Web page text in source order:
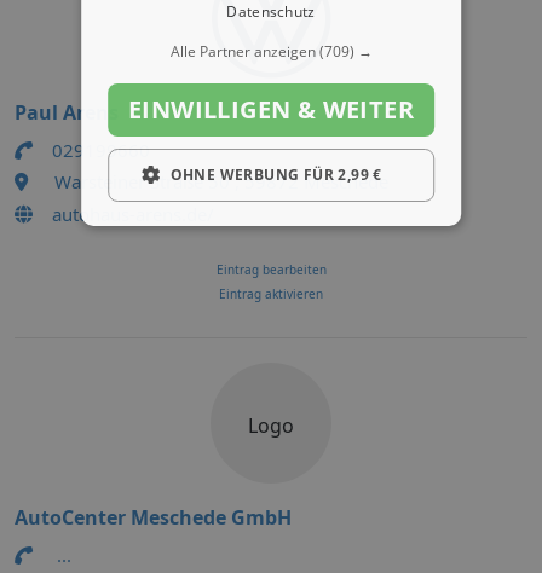
Paul Arens
029199660
Warsteiner Straße 50 , 59872 Meschede
autohaus-arens.de/
Eintrag bearbeiten
Eintrag aktivieren
Logo
AutoCenter Meschede GmbH
...
Datenschutz
Alle Partner anzeigen(709) →
EINWILLIGEN & WEITER
OHNE WERBUNG FÜR 2,99 €